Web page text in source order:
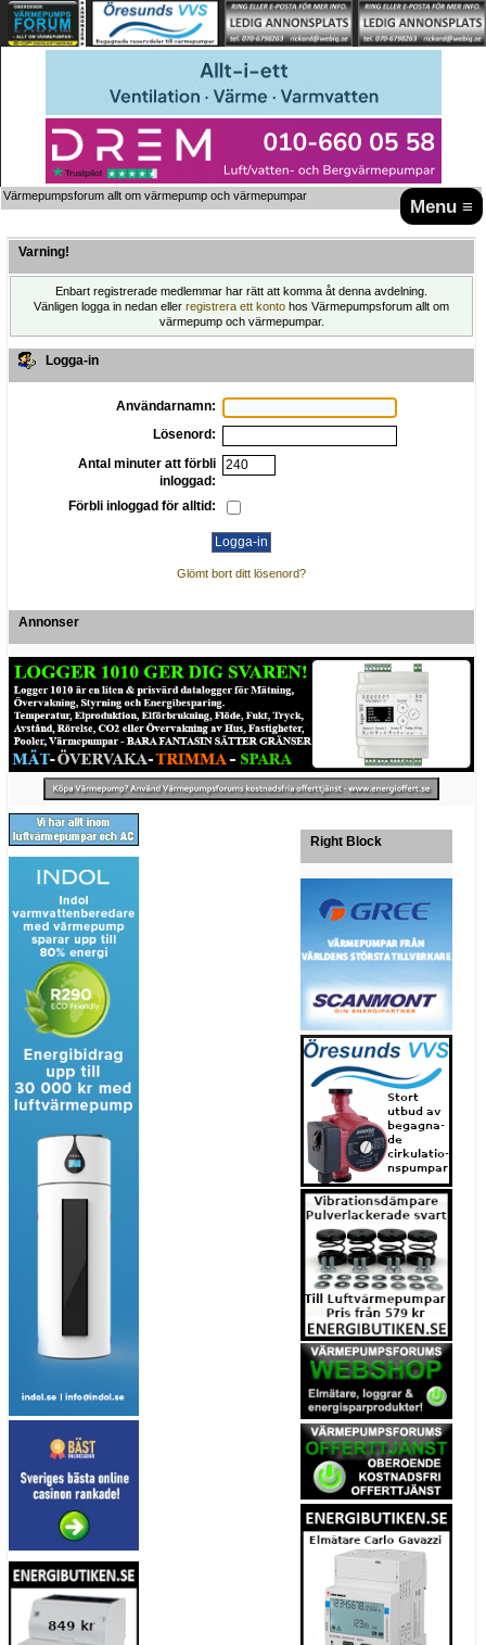
Menu ≡
Värmepumpsforum allt om värmepump och värmepumpar
Varning!
Enbart registrerade medlemmar har rätt att komma åt denna avdelning.
Vänligen logga in nedan eller registrera ett konto hos Värmepumpsforum allt om
värmepump och värmepumpar.
Logga-in
Användarnamn:
Lösenord:
Antal minuter att förbli
inloggad:
Förbli inloggad för alltid:
Glömt bort ditt lösenord?
Annonser
Right Block